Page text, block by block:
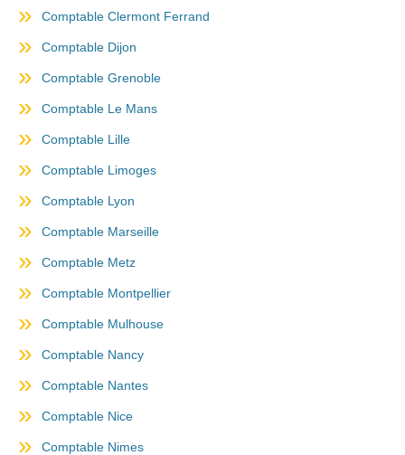
Comptable Clermont Ferrand
Comptable Dijon
Comptable Grenoble
Comptable Le Mans
Comptable Lille
Comptable Limoges
Comptable Lyon
Comptable Marseille
Comptable Metz
Comptable Montpellier
Comptable Mulhouse
Comptable Nancy
Comptable Nantes
Comptable Nice
Comptable Nimes